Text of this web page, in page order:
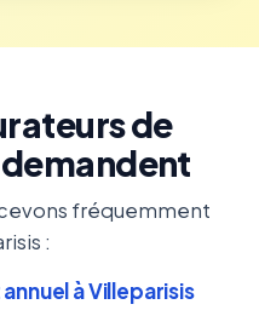
de
fréquemment
:
à Villeparisis